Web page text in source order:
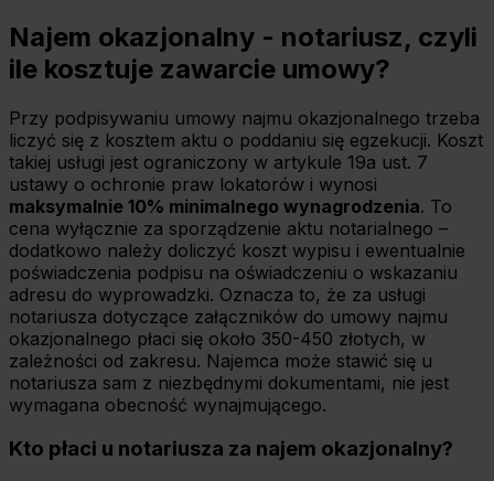
Najem okazjonalny - notariusz, czyli
ile kosztuje zawarcie umowy?
Przy podpisywaniu umowy najmu okazjonalnego trzeba
liczyć się z kosztem aktu o poddaniu się egzekucji. Koszt
takiej usługi jest ograniczony w artykule 19a ust. 7
ustawy o ochronie praw lokatorów i wynosi
maksymalnie 10% minimalnego wynagrodzenia. To
cena wyłącznie za sporządzenie aktu notarialnego –
dodatkowo należy doliczyć koszt wypisu i ewentualnie
poświadczenia podpisu na oświadczeniu o wskazaniu
adresu do wyprowadzki. Oznacza to, że za usługi
notariusza dotyczące załączników do umowy najmu
okazjonalnego płaci się około 350-450 złotych, w
zależności od zakresu. Najemca może stawić się u
notariusza sam z niezbędnymi dokumentami, nie jest
wymagana obecność wynajmującego.
Kto płaci u notariusza za najem okazjonalny?